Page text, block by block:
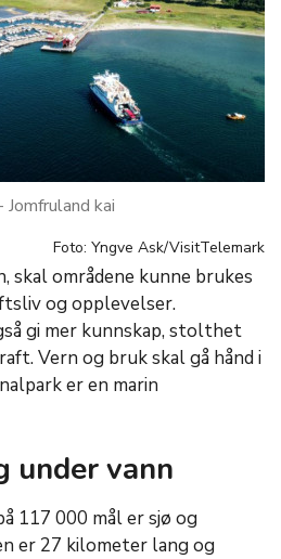
kai
Foto: Yngve Ask/VisitTelemark
områdene kunne brukes
og opplevelser.
gi mer kunnskap, stolthet
Vern og bruk skal gå hånd i
er en marin
under vann
117 000 mål er sjø og
er 27 kilometer lang og